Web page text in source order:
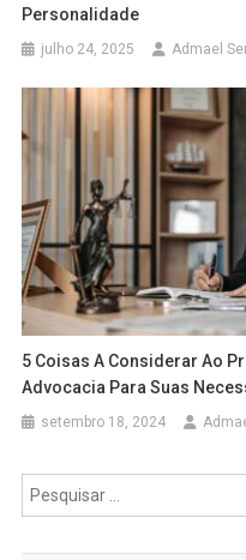
Personalidade
julho 24, 2025 Admael
5 Coisas A Considerar Ao
Advocacia Para Suas
setembro 18, 2024